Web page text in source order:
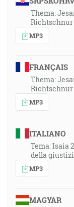
Thema:
Richtschnur
MP3
FRANÇAIS
Thema:
Richtschnur
MP3
ITALIANO
Tema: Isaia
della
MP3
MAGYAR